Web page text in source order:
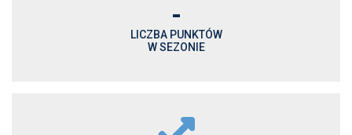
-
LICZBA PUNKTÓW
W SEZONIE